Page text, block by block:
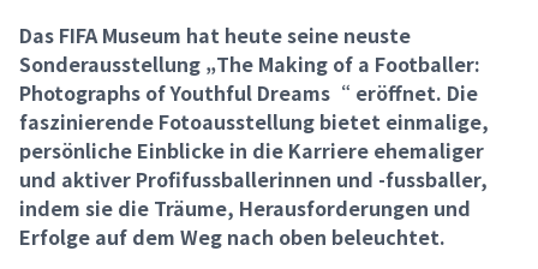
Das FIFA Museum hat heute seine neuste
Sonderausstellung „The Making of a Footballer:
Photographs of Youthful Dreams“ eröffnet. Die
faszinierende Fotoausstellung bietet einmalige,
persönliche Einblicke in die Karriere ehemaliger
und aktiver Profifussballerinnen und -fussballer,
indem sie die Träume, Herausforderungen und
Erfolge auf dem Weg nach oben beleuchtet.